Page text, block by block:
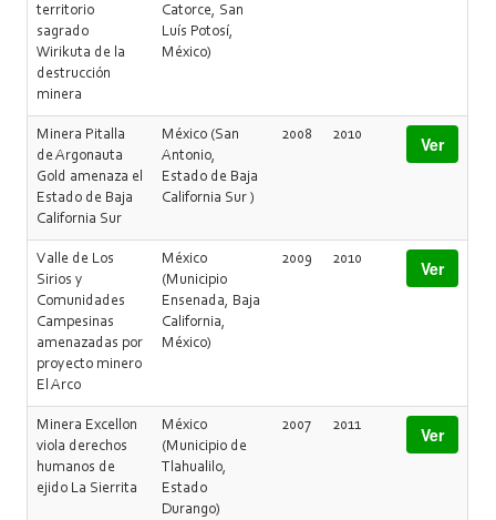
territorio
sagrado
Wirikuta de la
destrucción
minera
Catorce, San
Luís Potosí,
México)
Minera Pitalla
de Argonauta
Gold amenaza el
Estado de Baja
California Sur
México (San
Antonio,
Estado de Baja
California Sur )
2008 2010 Ver
Valle de Los
Sirios y
Comunidades
Campesinas
amenazadas por
proyecto minero
El Arco
México
(Municipio
Ensenada, Baja
California,
México)
2009 2010 Ver
Minera Excellon
viola derechos
humanos de
ejido La Sierrita
México
(Municipio de
Tlahualilo,
Estado
Durango)
2007 2011 Ver